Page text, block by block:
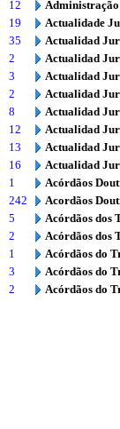
12
19
Actualidade
35
Actualidad
2
Actualidad
3
Actualidad
2
Actualidad
8
Actualidad
12
Actualidad
13
Actualidad
16
Actualidad
1
Acórdãos
242
Acordãos
5
Acórdãos dos
2
Acórdãos dos
1
Acórdãos do
3
Acórdãos do
2
Acórdãos do